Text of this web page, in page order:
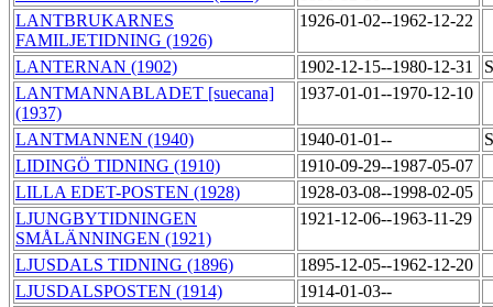
LANTBRUKARNES
FAMILJETIDNING (1926)
1926-01-02--1962-12-22
LANTERNAN (1902) 1902-12-15--1980-12-31
LANTMANNABLADET [suecana]
(1937)
1937-01-01--1970-12-10
LANTMANNEN (1940) 1940-01-01--
LIDINGÖ TIDNING (1910)
1910-09-29--1987-05-07
LILLA EDET-POSTEN (1928)
1928-03-08--1998-02-05
LJUNGBYTIDNINGEN
SMÅLÄNNINGEN (1921)
1921-12-06--1963-11-29
LJUSDALS TIDNING (1896)
1895-12-05--1962-12-20
LJUSDALSPOSTEN (1914)
1914-01-03--